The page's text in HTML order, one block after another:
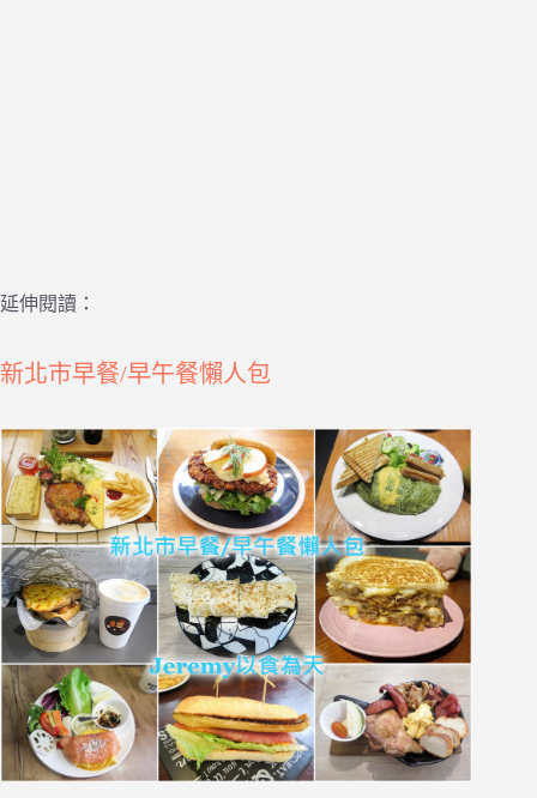
延伸閱讀：
新北市早餐/早午餐懶人包